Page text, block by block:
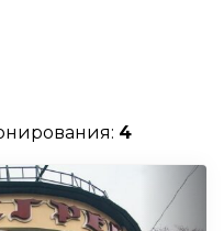
4